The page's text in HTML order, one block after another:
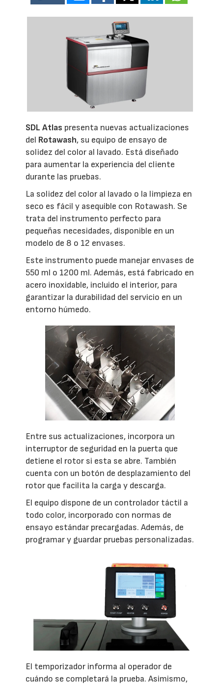
SDL Atlas presenta nuevas actualizaciones
del Rotawash, su equipo de ensayo de
solidez del color al lavado. Está diseñado
para aumentar la experiencia del cliente
durante las pruebas.
La solidez del color al lavado o la limpieza en
seco es fácil y asequible con Rotawash. Se
trata del instrumento perfecto para
pequeñas necesidades, disponible en un
modelo de 8 o 12 envases.
Este instrumento puede manejar envases de
550 ml o 1200 ml. Además, está fabricado en
acero inoxidable, incluido el interior, para
garantizar la durabilidad del servicio en un
entorno húmedo.
Entre sus actualizaciones, incorpora un
interruptor de seguridad en la puerta que
detiene el rotor si esta se abre. También
cuenta con un botón de desplazamiento del
rotor que facilita la carga y descarga.
El equipo dispone de un controlador táctil a
todo color, incorporado con normas de
ensayo estándar precargadas. Además, de
programar y guardar pruebas personalizadas.
El temporizador informa al operador de
cuándo se completará la prueba. Asimismo,